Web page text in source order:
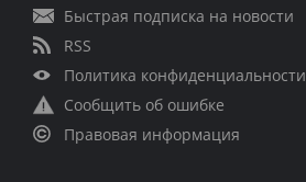
Быстрая подписка на новости
RSS
Политика конфиденциальности
Сообщить об ошибке
Правовая информация